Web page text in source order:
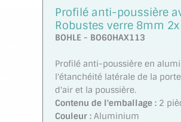
Profilé anti-poussière
Robustes verre 8mm
BOHLE - BO60HAX113
Profilé anti-poussière en
l'étanchéité latérale de la
d'air et la poussière.
Contenu de l'emballage : 2
Couleur : Aluminium